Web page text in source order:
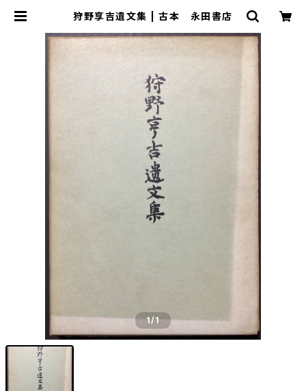
狩野享吉遺文集 | 古本 永田書店
1/1